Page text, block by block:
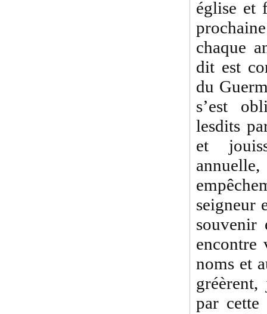
église et
chaque
dit est
du
s’est
lesdits
et
seigneur
souvenir
encontre
noms et
par cette